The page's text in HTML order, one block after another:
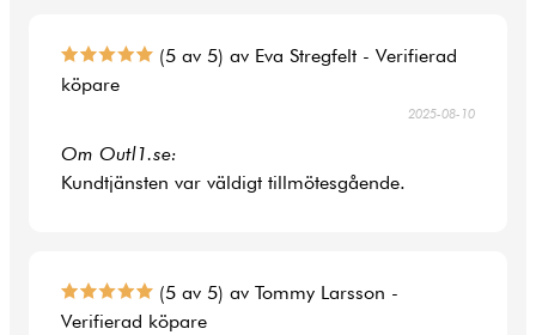
(5 av 5) av Eva Stregfelt - Verifierad
köpare
2025-08-10
Om Outl1.se:
Kundtjänsten var väldigt tillmötesgående.
(5 av 5) av Tommy Larsson -
Verifierad köpare